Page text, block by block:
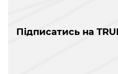
Підписатись на